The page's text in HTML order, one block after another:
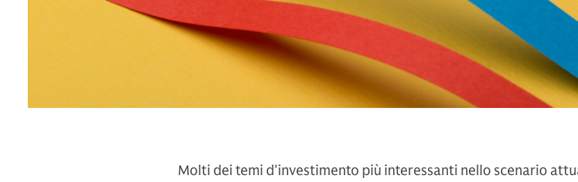
Molti dei temi d'investimento più interessanti nello scenario